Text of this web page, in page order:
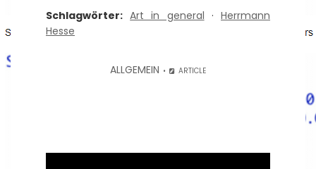
Schlagwörter: Art in general ·Herrmann
Hesse
ALLGEMEIN ARTICLE